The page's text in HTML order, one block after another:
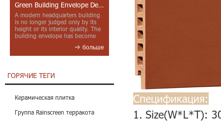
Green Building Envelope Design: Clay Sunscreen Fins for Modern Headquarters Architecture
A modern headquarters building
is no longer judged only by its
height or its interior quality. The
building envelope has become
больше
ГОРЯЧИЕ ТЕГИ
Керамическая плитка
Группа Rainscreen терракота
Спецификация:
1. Size(W*L*T):